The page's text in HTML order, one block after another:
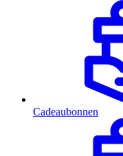
Cadeaubonnen